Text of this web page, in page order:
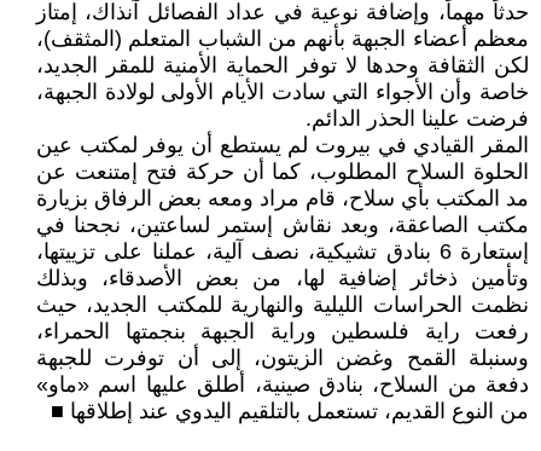
حدثاً مهماً، وإضافة نوعية في عداد الفصائل آنذاك، إمتاز
معظم أعضاء الجبهة بأنهم من الشباب المتعلم (المثقف)،
لكن الثقافة وحدها لا توفر الحماية الأمنية للمقر الجديد،
خاصة وأن الأجواء التي سادت الأيام الأولى لولادة الجبهة،
فرضت علينا الحذر الدائم.
المقر القيادي في بيروت لم يستطع أن يوفر لمكتب عين
الحلوة السلاح المطلوب، كما أن حركة فتح إمتنعت عن
مد المكتب بأي سلاح، قام مراد ومعه بعض الرفاق بزيارة
مكتب الصاعقة، وبعد نقاش إستمر لساعتين، نجحنا في
إستعارة 6 بنادق تشيكية، نصف آلية، عملنا على تزييتها،
وتأمين ذخائر إضافية لها، من بعض الأصدقاء، وبذلك
نظمت الحراسات الليلية والنهارية للمكتب الجديد، حيث
رفعت راية فلسطين وراية الجبهة بنجمتها الحمراء،
وسنبلة القمح وغضن الزيتون، إلى أن توفرت للجبهة
دفعة من السلاح، بنادق صينية، أطلق عليها اسم «ماو»
من النوع القديم، تستعمل بالتلقيم اليدوي عند إطلاقها ■